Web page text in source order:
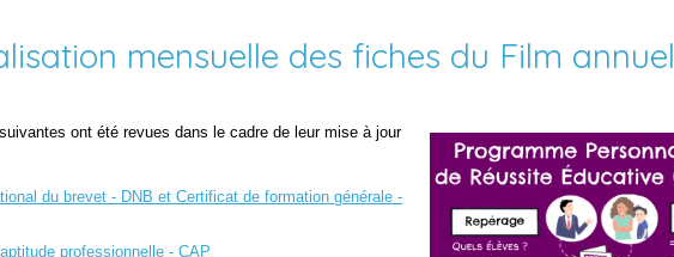
mensuelle des fiches du Film annuel
ont été revues dans le cadre de leur mise à jour
du brevet - DNB et Certificat de formation générale -
professionnelle - CAP